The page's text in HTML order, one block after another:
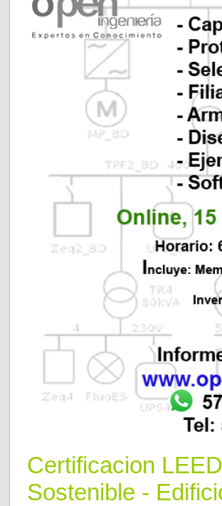
Certificacion LEED
Sostenible -